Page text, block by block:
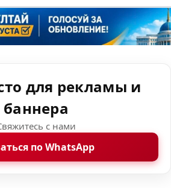
для рекламы и
баннера
с нами
по WhatsApp